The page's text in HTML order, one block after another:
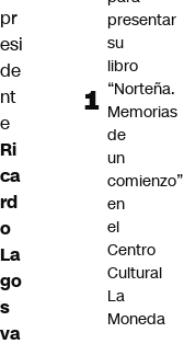
pr
esi
de
nt
e
Ri
ca
rd
o
La
go
s
va
presentar
su
libro
“Norteña.
Memorias
de
un
comienzo”
en
el
Centro
Cultural
La
Moneda